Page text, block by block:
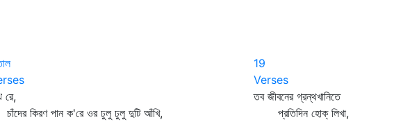
রে,
কিরণ পান ক'রে ওর ঢুলু ঢুলু দুটি আঁখি,
19
Verses
তব জীবনের গ্রন্থখানিতে
প্রতিদিন হোক্‌ লিখা,